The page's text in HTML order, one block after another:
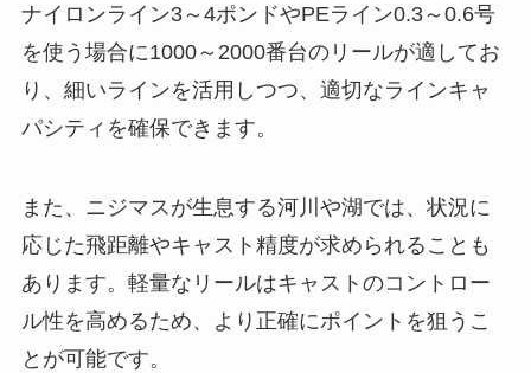
ナイロンライン3～4ポンドやPEライン0.3～0.6号
を使う場合に1000～2000番台のリールが適してお
り、細いラインを活用しつつ、適切なラインキャ
パシティを確保できます。
また、ニジマスが生息する河川や湖では、状況に
応じた飛距離やキャスト精度が求められることも
あります。軽量なリールはキャストのコントロー
ル性を高めるため、より正確にポイントを狙うこ
とが可能です。